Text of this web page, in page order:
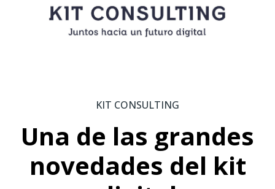
KIT CONSULTING
Una de las grandes
novedades del kit